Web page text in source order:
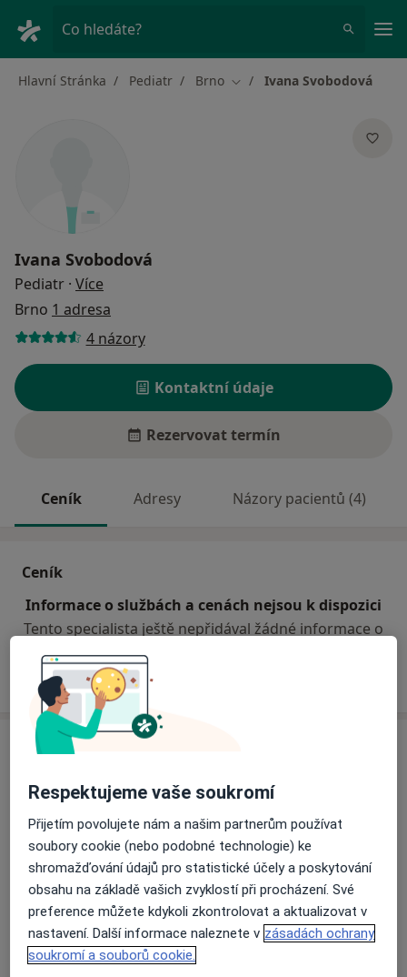
Co hledáte?
Hlavní Stránka Pediatr Brno Změna města
Ivana Svobodová
Ivana Svobodová
Pediatr · Více
Brno 1 adresa
4 názory
Kontaktní údaje
Rezervovat termín
Ceník Adresy Názory pacientů (4)
Ceník
Informace o službách a cenách nejsou k dispozici
Tento specialista ještě nepřidával žádné informace o
Adresa
Praktická lékařka pro děti a dorost
Přiblížit mapuse otevře v nové záložce
Dostupnost
Na této adrese online kalendář není aktivní
Co mám v takové situaci udělat?
Respektujeme vaše soukromí
Přijetím povolujete nám a našim partnerům používat
soubory cookie (nebo podobné technologie) ke
shromažďování údajů pro statistické účely a poskytování
obsahu na základě vašich zvyklostí při procházení. Své
preference můžete kdykoli zkontrolovat a aktualizovat v
nastavení. Další informace naleznete v zásadách ochrany
soukromí a souborů cookie.